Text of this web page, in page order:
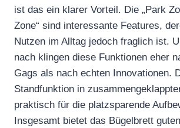
ist das ein klarer Vorteil. Die „Park
Zone“ sind interessante Features,
Nutzen im Alltag jedoch fraglich ist.
nach klingen diese Funktionen eher
Gags als nach echten Innovationen.
Standfunktion in
praktisch für die platzsparende
Insgesamt bietet das Bügelbrett